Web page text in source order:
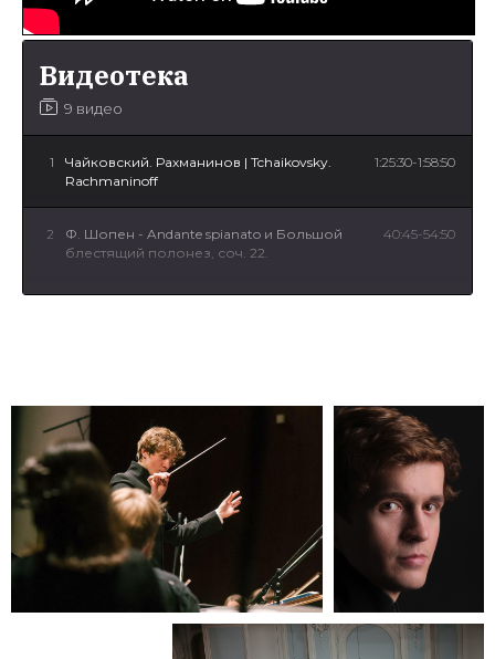
Видеотека
9 видео
1
Чайковский. Рахманинов | Tchaikovsky.
Rachmaninoff
1:25:30-1:58:50
2
Ф. Шопен - Andante spianato и Большой
блестящий полонез, соч. 22.
40:45-54:50
Баршаю)
5
М. Вайнберг. Концерт для флейты с
оркестром № 1 (1961), op. 75
14:04
Ф. Шопен - Большая фантазия на польские
темы, соч.13.
25:20-39:30
7
Э.Элгар "Серенада для струнных" / E. Elgar
"Serenade for Strings"
2:54